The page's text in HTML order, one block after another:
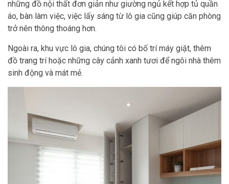
những đồ nội thất đơn giản như giường ngủ kết hợp tủ quần
áo, bàn làm việc, việc lấy sáng từ lô gia cũng giúp căn phòng
trở nên thông thoáng hơn.
Ngoài ra, khu vực lô gia, chúng tôi có bố trí máy giặt, thêm
đồ trang trí hoặc những cây cảnh xanh tươi để ngôi nhà thêm
sinh động và mát mẻ.